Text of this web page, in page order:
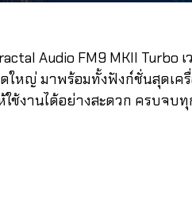
Audio FM9 MKII Turbo เ
หญ่ มาพร้อมทั้งฟังก์ชั่นสุดเค
ช้งานได้อย่างสะดวก ครบจบ